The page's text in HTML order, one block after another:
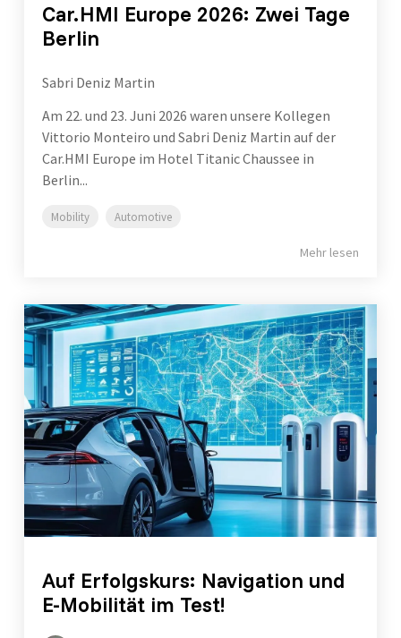
Car.HMI Europe 2026: Zwei Tage
Berlin
Sabri Deniz Martin
Am 22. und 23. Juni 2026 waren unsere Kollegen
Vittorio Monteiro und Sabri Deniz Martin auf der
Car.HMI Europe im Hotel Titanic Chaussee in
Berlin...
Mobility Automotive
Mehr lesen
Auf Erfolgskurs: Navigation und
E-Mobilität im Test!